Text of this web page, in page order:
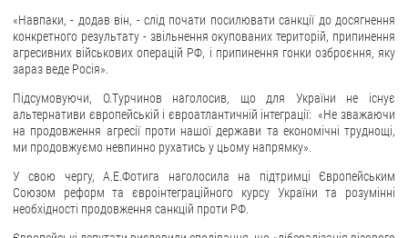
«Навпаки, - додав він, - слід почати посилювати санкції до досягнення
конкретного результату - звільнення окупованих територій, припинення
агресивних військових операцій РФ, і припинення гонки озброєння, яку
зараз веде Росія».
Підсумовуючи, О.Турчинов наголосив, що для України не існує
альтернативи європейській і євроатлантичній інтеграції: «Не зважаючи
на продовження агресії проти нашої держави та економічні труднощі,
ми продовжуємо невпинно рухатись у цьому напрямку».
У свою чергу, А.Е.Фотига наголосила на підтримці Європейським
Союзом реформ та євроінтеграційного курсу України та розумінні
необхідності продовження санкцій проти РФ.